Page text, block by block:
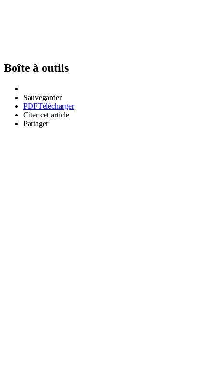
Boîte à outils
Sauvegarder
PDFTélécharger
Citer cet article
Partager